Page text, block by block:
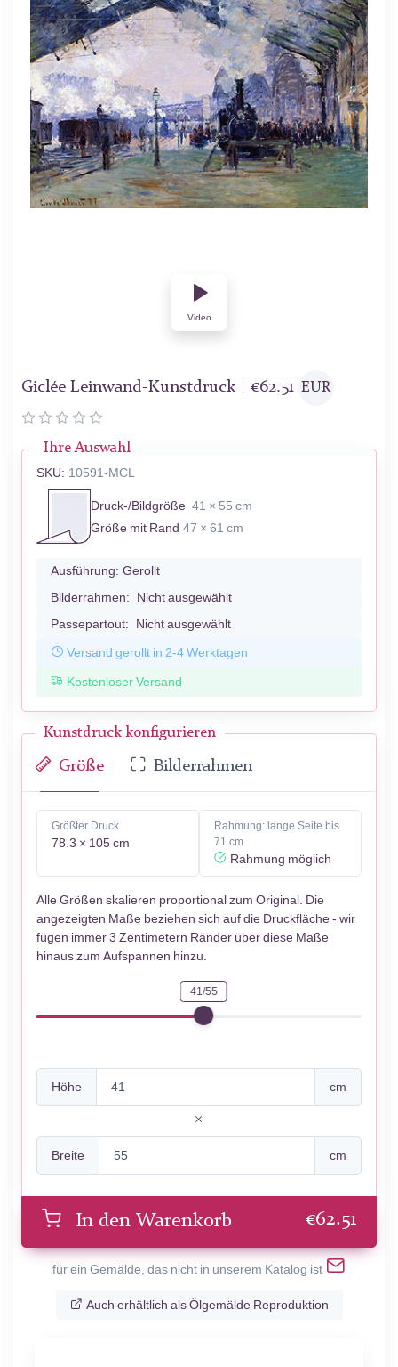
Video
Giclée Leinwand-Kunstdruck | €62.51 EUR
Ihre Auswahl
SKU: 10591-MCL
Druck-/Bildgröße 41 × 55 cm
Größe mit Rand 47 × 61 cm
Ausführung: Gerollt
Bilderrahmen: Nicht ausgewählt
Passepartout: Nicht ausgewählt
Versand gerollt in 2-4 Werktagen
Kostenloser Versand
Kunstdruck konfigurieren
Größe Bilderrahmen
Größter Druck
78.3 × 105 cm
Rahmung: lange Seite bis
71 cm
Rahmung möglich
Alle Größen skalieren proportional zum Original. Die
angezeigten Maße beziehen sich auf die Druckfläche - wir
fügen immer 3 Zentimetern Ränder über diese Maße
hinaus zum Aufspannen hinzu.
41/55
Höhe cm
Breite cm
In den Warenkorb €62.51
für ein Gemälde, das nicht in unserem Katalog ist
Auch erhältlich als Ölgemälde Reproduktion